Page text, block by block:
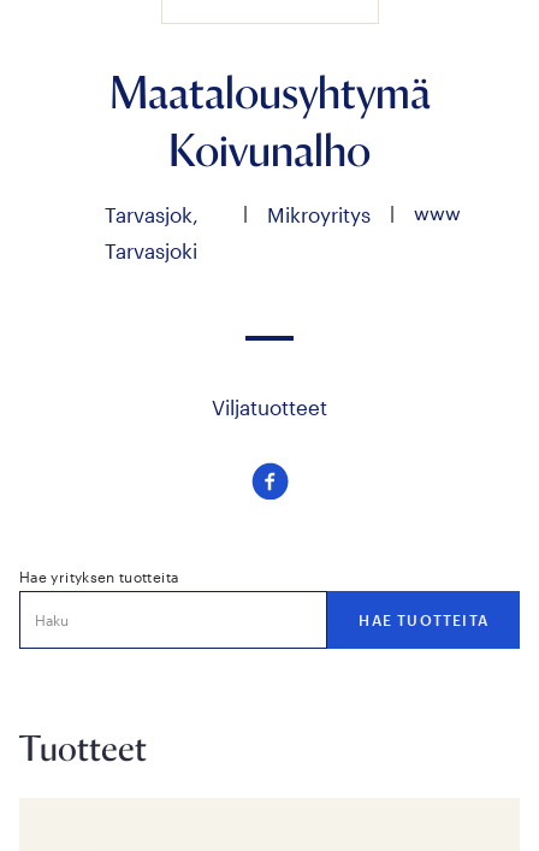
Maatalousyhtymä
Koivunalho
Tarvasjok,
Tarvasjoki
| Mikroyritys | www
Viljatuotteet
Seuraa
Hae yrityksen tuotteita
Tuotteet